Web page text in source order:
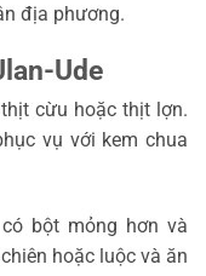
địa phương.
Ude
cừu hoặc thịt lợn.
vụ với kem chua
bột mỏng hơn và
hoặc luộc và ăn